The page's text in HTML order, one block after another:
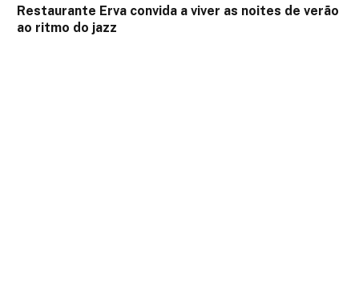
Restaurante Erva convida a viver as noites de verão
ao ritmo do jazz